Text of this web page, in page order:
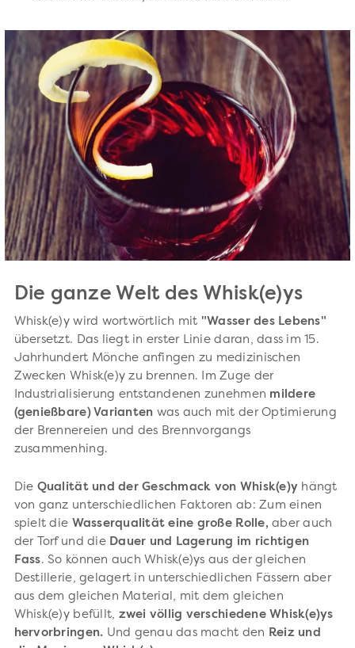
Die ganze Welt des Whisk(e)ys
Whisk(e)y wird wortwörtlich mit "Wasser des Lebens"
übersetzt. Das liegt in erster Linie daran, dass im 15.
Jahrhundert Mönche anfingen zu medizinischen
Zwecken Whisk(e)y zu brennen. Im Zuge der
Industrialisierung entstandenen zunehmen mildere
(genießbare) Varianten was auch mit der Optimierung
der Brennereien und des Brennvorgangs
zusammenhing.
Die Qualität und der Geschmack von Whisk(e)y hängt
von ganz unterschiedlichen Faktoren ab: Zum einen
spielt die Wasserqualität eine große Rolle, aber auch
der Torf und die Dauer und Lagerung im richtigen
Fass. So können auch Whisk(e)ys aus der gleichen
Destillerie, gelagert in unterschiedlichen Fässern aber
aus dem gleichen Material, mit dem gleichen
Whisk(e)y befüllt, zwei völlig verschiedene Whisk(e)ys
hervorbringen. Und genau das macht den Reiz und